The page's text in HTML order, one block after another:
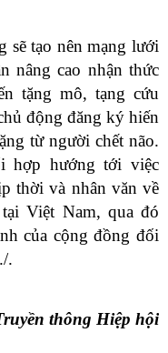
sẽ tạo nên mạng lưới
nâng cao nhận thức
tặng mô, tạng cứu
động đăng ký hiến
từ người chết não.
hợp hướng tới việc
thời và nhân văn về
Việt Nam, qua đó
của cộng đồng đối
.
thông Hiệp hội